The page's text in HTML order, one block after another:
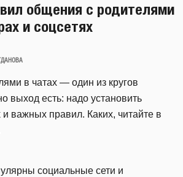
общения с родителями
и соцсетях
в чатах — один из кругов
выход есть: надо установить
и важных правил. Каких, читайте в
социальные сети и